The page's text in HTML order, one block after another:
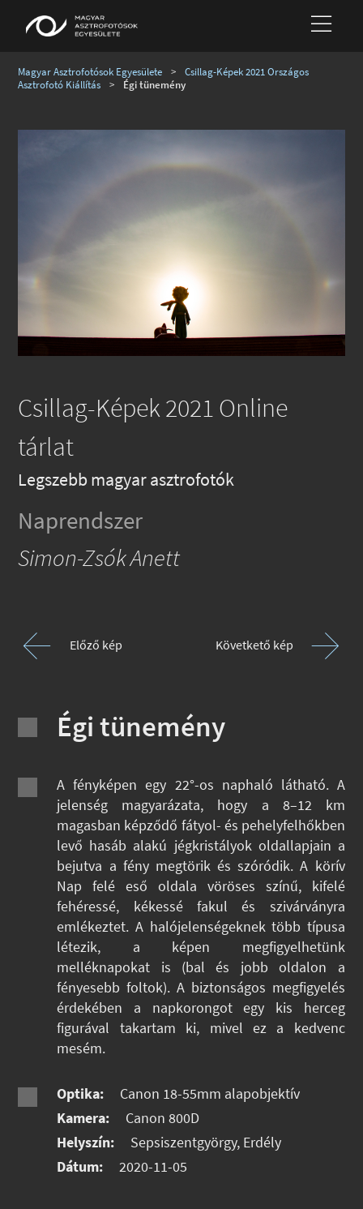
Magyar Asztrofotósok Egyesülete >
Csillag-Képek 2021 Országos
Asztrofotó Kiállítás
> Égi tünemény
Csillag-Képek 2021 Online
tárlat
Legszebb magyar asztrofotók
Naprendszer
Simon-Zsók Anett
Előző kép Követkető kép
Égi tünemény
A fényképen egy 22°-os naphaló látható. A
jelenség magyarázata, hogy a 8–12 km
magasban képződő fátyol- és pehelyfelhőkben
levő hasáb alakú jégkristályok oldallapjain a
bejutva a fény megtörik és szóródik. A körív
Nap felé eső oldala vöröses színű, kifelé
fehéressé, kékessé fakul és szivárványra
emlékeztet. A halójelenségeknek több típusa
létezik, a képen megfigyelhetünk
melléknapokat is (bal és jobb oldalon a
fényesebb foltok). A biztonságos megfigyelés
érdekében a napkorongot egy kis herceg
figurával takartam ki, mivel ez a kedvenc
mesém.
Optika:
Canon 18-55mm alapobjektív
Kamera:
Canon 800D
Helyszín:
Sepsiszentgyörgy, Erdély
Dátum:
2020-11-05